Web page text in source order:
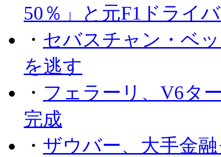
50％」と元F1ドライ
・ セバスチャン・ベ
を逃す
・ フェラーリ、V6タ
完成
・ ザウバー、大手金